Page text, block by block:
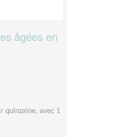
âgées en
quinzaine, avec 1